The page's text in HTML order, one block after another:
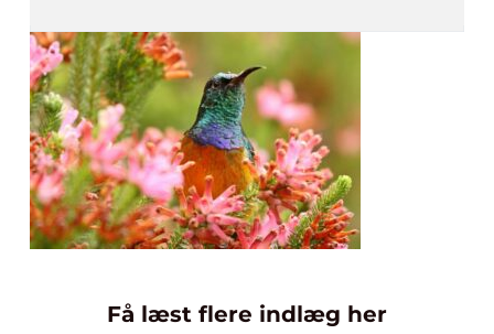
Få læst flere indlæg her